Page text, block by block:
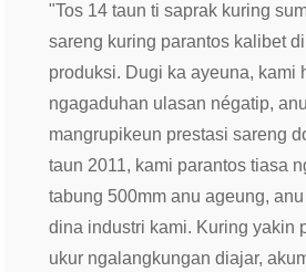
"Tos 14 taun ti saprak kuring
sareng kuring parantos kalibet
produksi. Dugi ka ayeuna, kami
ngagaduhan ulasan négatip,
mangrupikeun prestasi sareng
taun 2011, kami parantos tiasa
tabung 500mm anu ageung,
dina industri kami. Kuring yakin
ukur ngalangkungan diajar,